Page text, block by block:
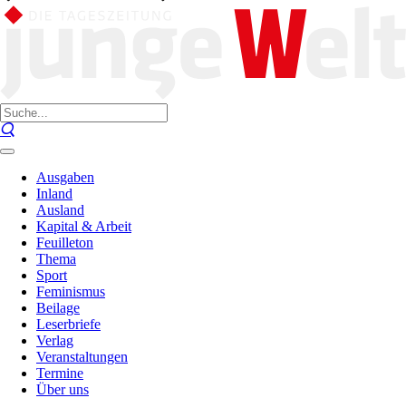
Ausgaben
Inland
Ausland
Kapital & Arbeit
Feuilleton
Thema
Sport
Feminismus
Beilage
Leserbriefe
Verlag
Veranstaltungen
Termine
Über uns